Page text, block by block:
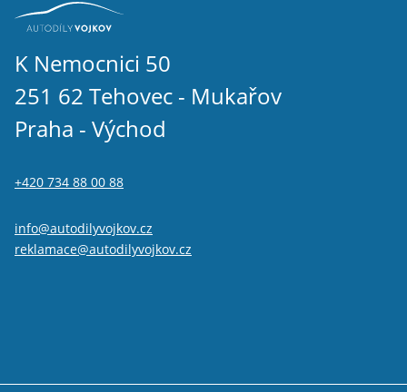
K Nemocnici 50
251 62 Tehovec - Mukařov
Praha - Východ
+420 734 88 00 88
info@autodilyvojkov.cz
reklamace@autodilyvojkov.cz